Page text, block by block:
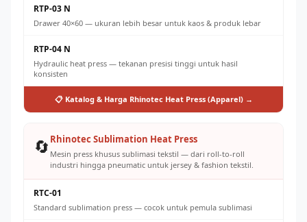
RTP-03 N
Drawer 40×60 — ukuran lebih besar untuk kaos & produk lebar
RTP-04 N
Hydraulic heat press — tekanan presisi tinggi untuk hasil
konsisten
📋 Katalog & Harga Rhinotec Heat Press (Apparel) →
🔄 Rhinotec Sublimation Heat Press
Mesin press khusus sublimasi tekstil — dari roll-to-roll
industri hingga pneumatic untuk jersey & fashion tekstil.
RTC-01
Standard sublimation press — cocok untuk pemula sublimasi